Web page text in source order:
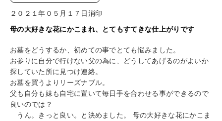
２０２１年０５月１７日消印
母の大好きな花にかこまれ、とてもすてきな仕上がりです
お墓をどうするか、初めての事でとても悩みました。
お参りに自分で行けない父の為に、どうしてあげるのがよいか
探していた所に見つけ連絡。
お墓を買うよりリーズナブル。
父も自分も妹も自宅に置いて毎日手を合わせる事ができるので
良いのでは？
うん。きっと良い。と決めました。 母の大好きな花にかこま